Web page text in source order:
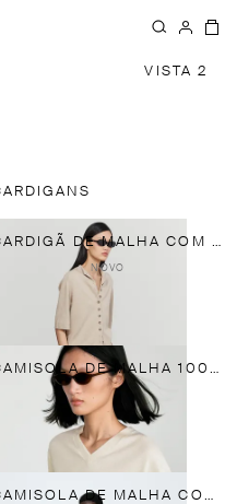
VISTA 2
CARDIGÃ DE MALHA COM DECOTE AFUNILADO E ALGODÃO
NOVO
CAMISOLA DE MALHA 100% CAXEMIRA
CAMISOLA DE MALHA COM FRANJAS - COLEÇÃO STUDIO